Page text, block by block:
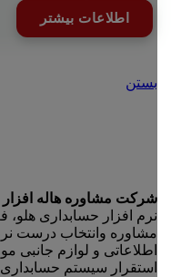
اطلاعات بیشتر
بستن
شرکت مشاوره هاله افزار
نرم افزار حسابداری
مشاوره وانتخاب درست
اطلاعاتی و لوازم جانبی
استقرار سیستم